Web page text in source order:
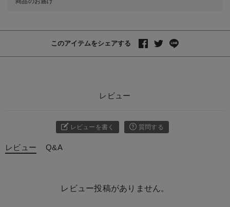
このアイテムをシェアする
レビュー
レビューを書く 質問する
レビュー Q&A
レビュー投稿がありません。